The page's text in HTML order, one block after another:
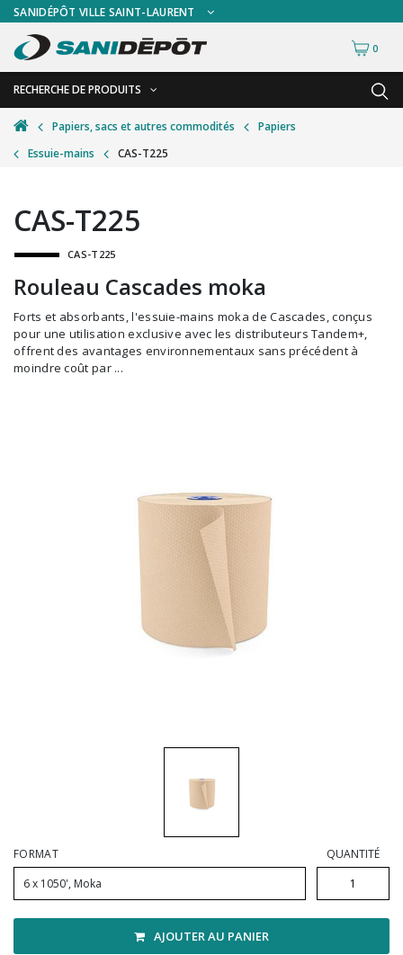
SANIDÉPÔT VILLE SAINT-LAURENT
0
RECHERCHE DE PRODUITS
RETOUR
Accessoires de sécurité
Accessoires pour le lavage de mur
Accessoires pour salles de bain
Alimentaire
Autres accessoires
Balais et porte-poussières
Grattoirs, moutons et racloirs pour vitres/planchers
Microfibres et linges divers
Vadrouilles, manches et cadres
RETOUR
Gants
Plexiglas
Signalisations
Test de diagnostic
Thermomètre
Vêtements de sécurité
Papiers, sacs et autres commodités
Papiers
Essuie-mains
CAS-T225
CAS-T225
CAS-T225
Rouleau Cascades moka
Forts et absorbants, l'essuie-mains moka de Cascades, conçus
pour une utilisation exclusive avec les distributeurs Tandem+,
offrent des avantages environnementaux sans précédent à
moindre coût par ...
FORMAT
6 x 1050', Moka
QUANTITÉ
AJOUTER AU PANIER